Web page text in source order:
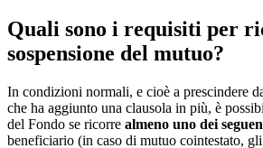
Quali sono i requisiti per
sospensione del mutuo?
In condizioni normali, e cioè a prescindere
che ha aggiunto una clausola in più, è
del Fondo se ricorre almeno uno dei
beneficiario (in caso di mutuo cointestato,